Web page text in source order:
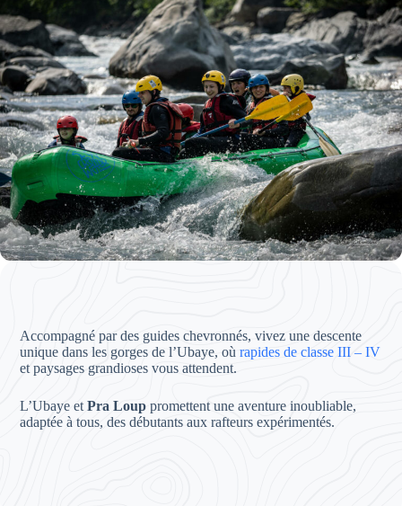
Accompagné par des guides chevronnés, vivez une descente
unique dans les gorges de l’Ubaye, où rapides de classe III – IV
et paysages grandioses vous attendent.
L’Ubaye etPra Loup promettent une aventure inoubliable,
adaptée à tous, des débutants aux rafteurs expérimentés.